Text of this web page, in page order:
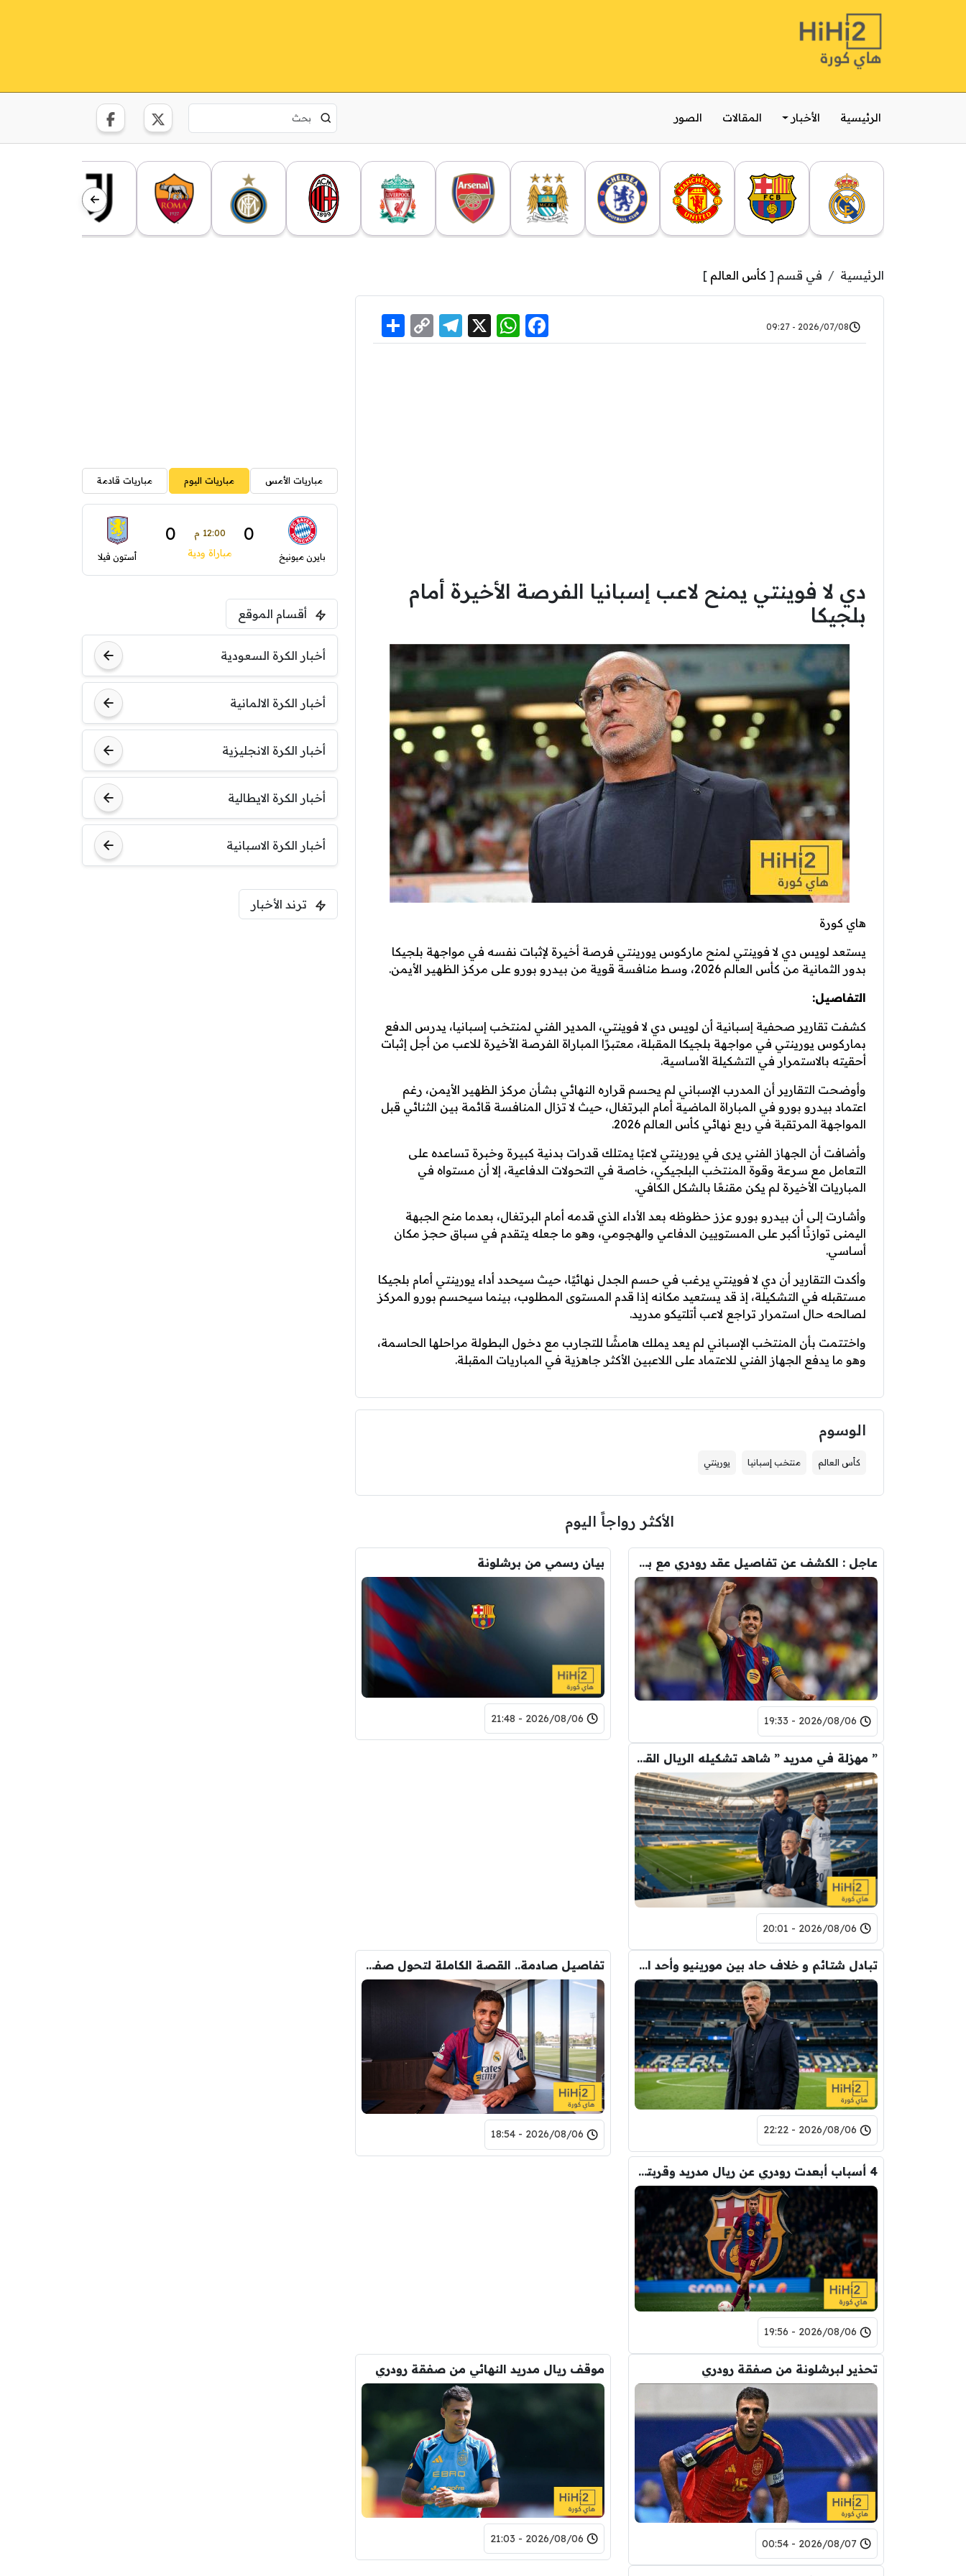
الرئيسية الأخبار المقالات الصور
الرئيسية في قسم [ كأس العالم ]
2026/07/08 - 09:27
Facebook
WhatsApp
X
Telegram
Copy
Link
دي لا فوينتي يمنح لاعب إسبانيا الفرصة الأخيرة أمام
بلجيكا
هاي كورة
يستعد لويس دي لا فوينتي لمنح ماركوس يورينتي فرصة أخيرة لإثبات نفسه في مواجهة بلجيكا
بدور الثمانية من كأس العالم 2026، وسط منافسة قوية من بيدرو بورو على مركز الظهير الأيمن.
التفاصيل:
كشفت تقارير صحفية إسبانية أن لويس دي لا فوينتي، المدير الفني لمنتخب إسبانيا، يدرس الدفع
بماركوس يورينتي في مواجهة بلجيكا المقبلة، معتبرًا المباراة الفرصة الأخيرة للاعب من أجل إثبات
أحقيته بالاستمرار في التشكيلة الأساسية.
وأوضحت التقارير أن المدرب الإسباني لم يحسم قراره النهائي بشأن مركز الظهير الأيمن، رغم
اعتماد بيدرو بورو في المباراة الماضية أمام البرتغال، حيث لا تزال المنافسة قائمة بين الثنائي قبل
المواجهة المرتقبة في ربع نهائي كأس العالم 2026.
وأضافت أن الجهاز الفني يرى في يورينتي لاعبًا يمتلك قدرات بدنية كبيرة وخبرة تساعده على
التعامل مع سرعة وقوة المنتخب البلجيكي، خاصة في التحولات الدفاعية، إلا أن مستواه في
المباريات الأخيرة لم يكن مقنعًا بالشكل الكافي.
وأشارت إلى أن بيدرو بورو عزز حظوظه بعد الأداء الذي قدمه أمام البرتغال، بعدما منح الجبهة
اليمنى توازنًا أكبر على المستويين الدفاعي والهجومي، وهو ما جعله يتقدم في سباق حجز مكان
أساسي.
وأكدت التقارير أن دي لا فوينتي يرغب في حسم الجدل نهائيًا، حيث سيحدد أداء يورينتي أمام بلجيكا
مستقبله في التشكيلة، إذ قد يستعيد مكانه إذا قدم المستوى المطلوب، بينما سيحسم بورو المركز
لصالحه حال استمرار تراجع لاعب أتلتيكو مدريد.
واختتمت بأن المنتخب الإسباني لم يعد يملك هامشًا للتجارب مع دخول البطولة مراحلها الحاسمة،
وهو ما يدفع الجهاز الفني للاعتماد على اللاعبين الأكثر جاهزية في المباريات المقبلة.
الوسوم
كأس العالم منتخب إسبانيا يورينتي
الأكثر رواجاً اليوم
عاجل : الكشف عن تفاصيل عقد رودري مع برشلونة.. قيمة الصفقة والراتب
2026/08/06 - 19:33
بيان رسمي من برشلونة
2026/08/06 - 21:48
” مهزلة في مدريد ” شاهد تشكيله الريال القادمه لاكتساح المركز الثاني
2026/08/06 - 20:01
تبادل شتائم و خلاف حاد بين مورينيو وأحد افراد ادارة ريال مدريد بعد انهيار صفقة رودري
2026/08/06 - 22:22
تفاصيل صادمة.. القصة الكاملة لتحول صفقة رودري من ريال مدريد الى برشلونة
2026/08/06 - 18:54
4 أسباب أبعدت رودري عن ريال مدريد وقربته من برشلونة
2026/08/06 - 19:56
تحذير لبرشلونة من صفقة رودري
2026/08/07 - 00:54
موقف ريال مدريد النهائي من صفقة رودري
2026/08/06 - 21:03
مباريات الأمس مباريات اليوم مباريات قادمة
بايرن ميونيخ
0 12:00 م 0
مباراة ودية أستون فيلا
أقسام الموقع
أخبار الكرة السعودية
أخبار الكرة الالمانية
أخبار الكرة الانجليزية
أخبار الكرة الايطالية
أخبار الكرة الاسبانية
ترند الأخبار